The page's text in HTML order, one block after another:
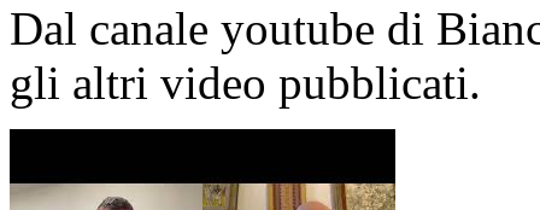
Dal canale youtube di
gli altri video pubblicati.